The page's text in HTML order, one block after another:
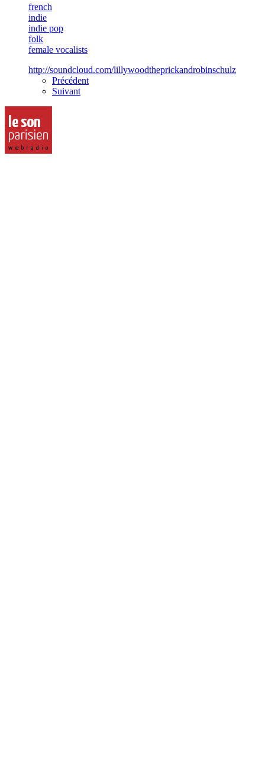
french
indie
indie pop
folk
female vocalists
http://soundcloud.com/lillywoodtheprickandrobinschulz
Précédent
Suivant